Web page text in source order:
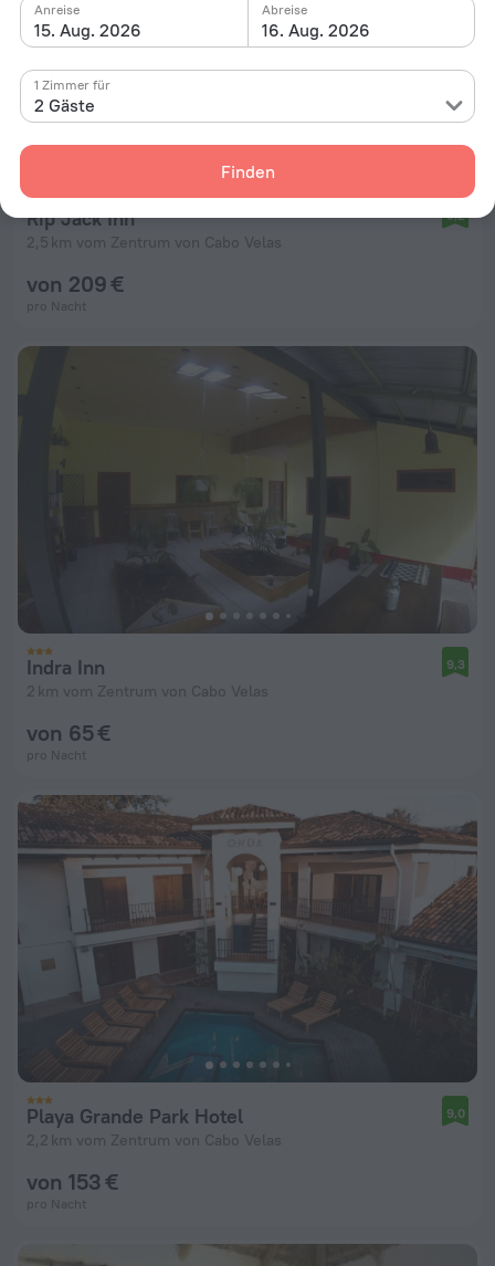
15. Aug. 2026
Anreise
16. Aug. 2026
Abreise
2 Gäste
1 Zimmer für
Finden
Rip Jack Inn
2,5 km vom Zentrum von Cabo Velas
9,2
von 209 €
pro Nacht
Indra Inn
2 km vom Zentrum von Cabo Velas
9,3
von 65 €
pro Nacht
Playa Grande Park Hotel
2,2 km vom Zentrum von Cabo Velas
9,0
von 153 €
pro Nacht